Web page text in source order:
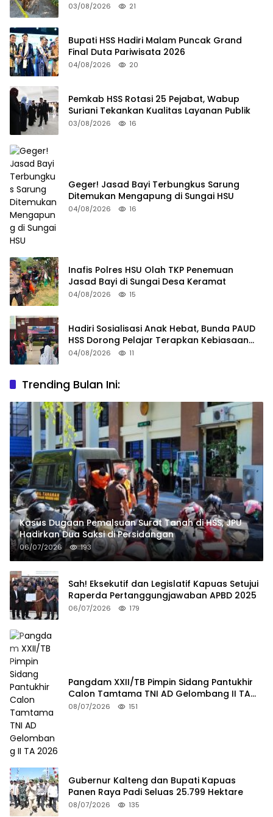
03/08/2026 21
Bupati HSS Hadiri Malam Puncak Grand
Final Duta Pariwisata 2026
04/08/2026 20
Pemkab HSS Rotasi 25 Pejabat, Wabup
Suriani Tekankan Kualitas Layanan Publik
03/08/2026 16
Geger! Jasad Bayi Terbungkus Sarung
Ditemukan Mengapung di Sungai HSU
04/08/2026 16
Inafis Polres HSU Olah TKP Penemuan
Jasad Bayi di Sungai Desa Keramat
04/08/2026 15
Hadiri Sosialisasi Anak Hebat, Bunda PAUD
HSS Dorong Pelajar Terapkan Kebiasaan
Baik
04/08/2026 11
Trending Bulan Ini:
Kasus Dugaan Pemalsuan Surat Tanah di HSS, JPU
Hadirkan Dua Saksi di Persidangan
06/07/2026 193
Sah! Eksekutif dan Legislatif Kapuas Setujui
Raperda Pertanggungjawaban APBD 2025
06/07/2026 179
Pangdam XXII/TB Pimpin Sidang Pantukhir
Calon Tamtama TNI AD Gelombang II TA
2026
08/07/2026 151
Gubernur Kalteng dan Bupati Kapuas
Panen Raya Padi Seluas 25.799 Hektare
08/07/2026 135